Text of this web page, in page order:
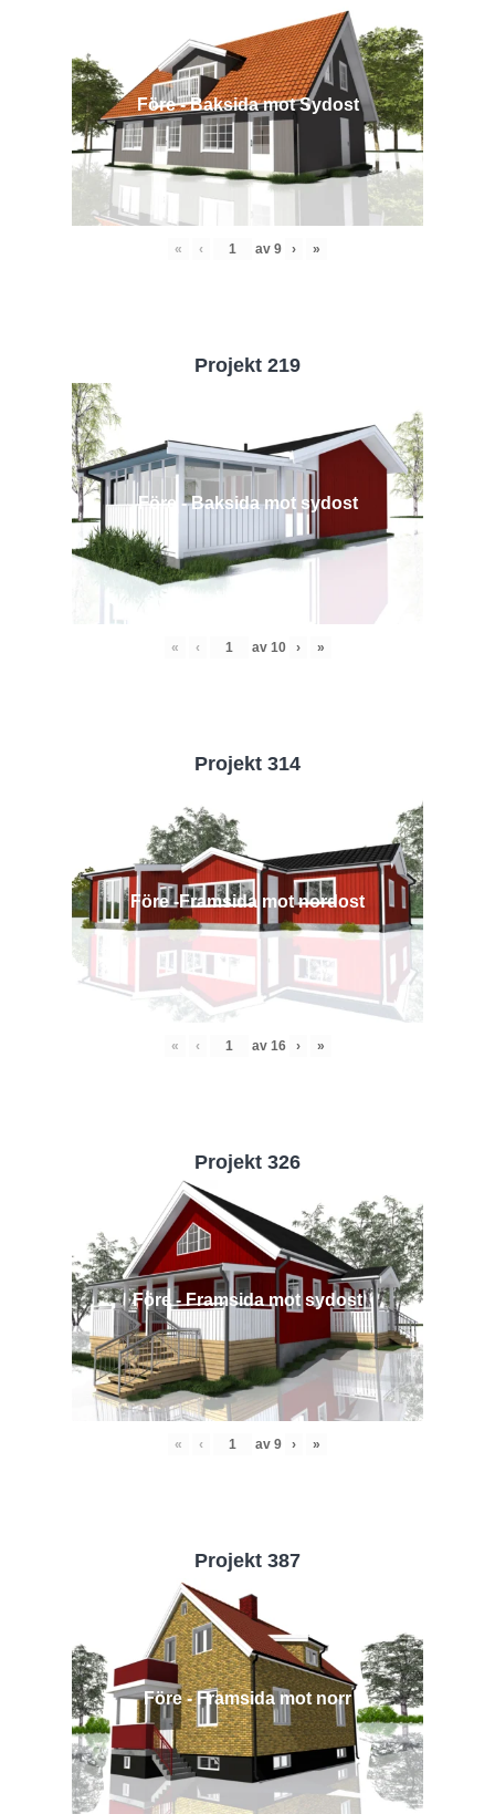
Före - Baksida mot Sydost
« ‹ av 9 › »
Projekt 219
Före - Baksida mot sydost
« ‹ av 10 › »
Projekt 314
Före -Framsida mot nordost
« ‹ av 16 › »
Projekt 326
Före - Framsida mot sydost
« ‹ av 9 › »
Projekt 387
Före - Framsida mot norr